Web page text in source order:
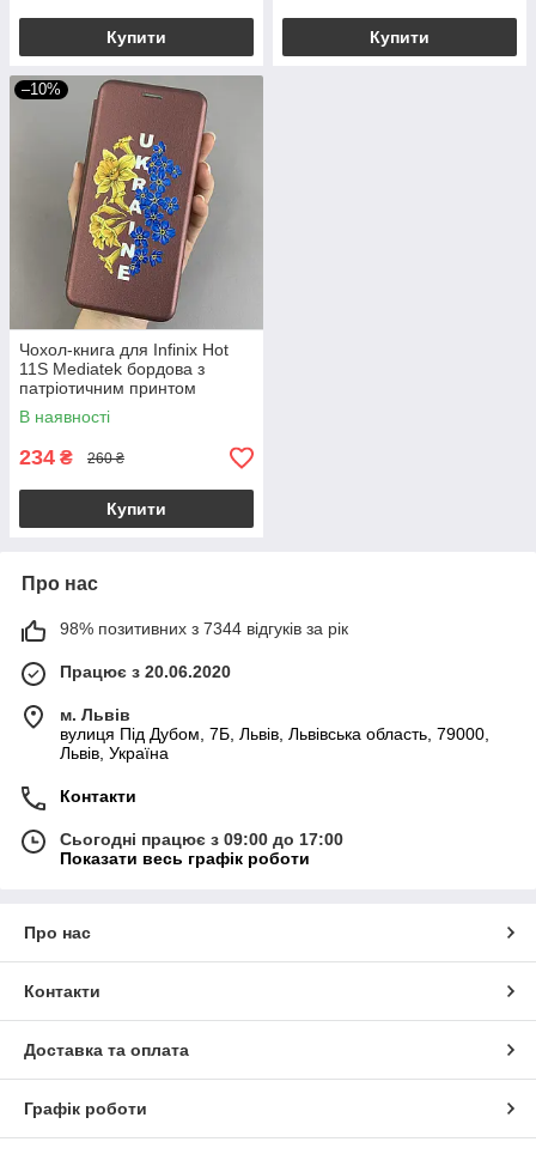
Купити Купити
–10%
Чохол-книга для Infinix Hot
11S Mediatek бордова з
патріотичним принтом
Україна з синьо-жовтими
квітами q09p
В наявності
234 ₴ 260 ₴
Купити
Про нас
98% позитивних з 7344 відгуків за рік
Працює з 20.06.2020
м. Львів
вулиця Під Дубом, 7Б, Львів, Львівська область, 79000,
Львів, Україна
Контакти
Сьогодні працює з 09:00 до 17:00
Показати весь графік роботи
Про нас
Контакти
Доставка та оплата
Графік роботи